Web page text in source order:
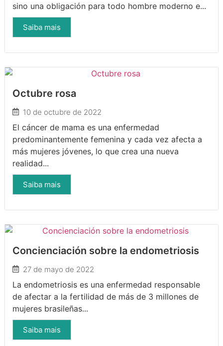
sino una obligación para todo hombre moderno e...
Saiba mais
Octubre rosa
10 de octubre de 2022
El cáncer de mama es una enfermedad
predominantemente femenina y cada vez afecta a
más mujeres jóvenes, lo que crea una nueva
realidad...
Saiba mais
Concienciación sobre la endometriosis
27 de mayo de 2022
La endometriosis es una enfermedad responsable
de afectar a la fertilidad de más de 3 millones de
mujeres brasileñas...
Saiba mais